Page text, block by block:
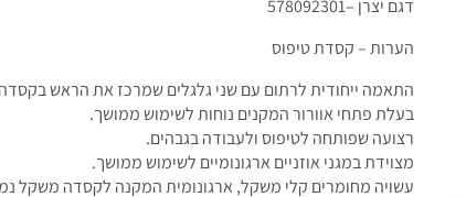
דגם יצרן –
578092301
הערות – קסדת טיפוס
התאמה ייחודית לרתום עם שני גלגלים שמרכז את הראש בקסדה
בעלת פתחי אוורור המקנים נוחות לשימוש ממושך.
רצועה שפותחה לטיפוס ולעבודה בגבהים.
מצוידת במגני אוזניים ארגונומיים לשימוש ממושך.
עשויה מחומרים קלי משקל, ארגונומית המקנה לקסדה משקל